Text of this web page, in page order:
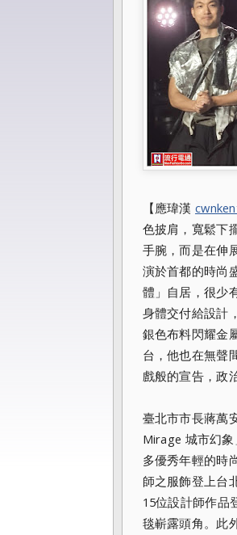
【應瑋漢
色披肩，寬鬆下
手腕，而是在伸
演於首都的時尚
體」自居，很少
身體交付給設計
銀色布料閃耀金
台，他也在無聲
戲般的宣告，政
臺北市市長蔣萬
Mirage 城市幻
多優秀年輕的時
師之服飾登上台
15位設計師作品
毯嶄露頭角。此